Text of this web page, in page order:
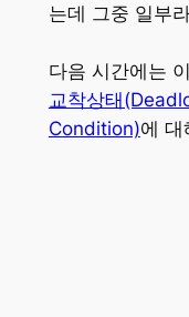
는데 그중 일부
다음 시간에는
교착상태
Condition)에 대